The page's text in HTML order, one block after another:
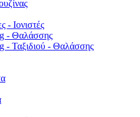
- Ιονιστές
- Θαλάσσης
- Ταξιδιού - Θαλάσσης